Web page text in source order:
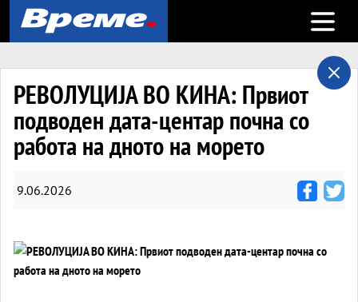
Open
РЕВОЛУЦИЈА ВО КИНА: Првиот
подводен дата-центар почна со
работа на дното на морето
9.06.2026